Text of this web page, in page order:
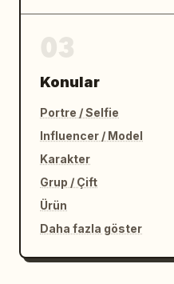
Konular
Portre / Selfie
Influencer / Model
Karakter
Grup / Çift
Ürün
Daha fazla göster